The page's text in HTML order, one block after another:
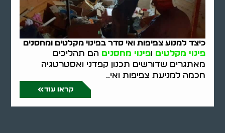
כיצד למנוע צפיפות ואי סדר בפינוי מקלטים ומחסנים
פינוי מקלטים ופינוי מחסנים הם תהליכים
מאתגרים שדורשים תכנון קפדני ואסטרטגיה
חכמה למניעת צפיפות ואי..
קראו עוד